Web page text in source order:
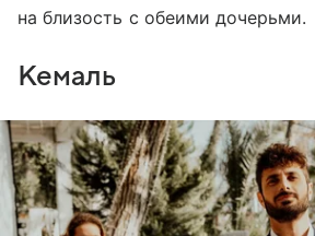
на близость с обеими дочерьми.
Кемаль